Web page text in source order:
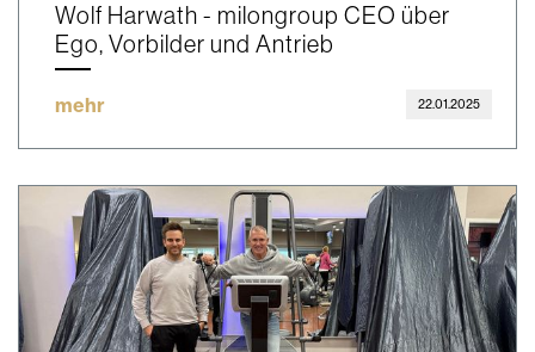
Wolf Harwath - milongroup CEO über
Ego, Vorbilder und Antrieb
mehr 22.01.2025